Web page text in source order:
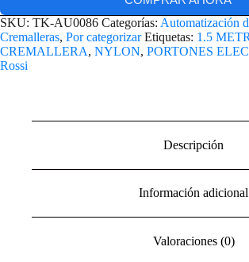
SKU: TK-AU0086 Categorías: Automatización
Cremalleras, Por categorizar Etiquetas: 1.5
CREMALLERA, NYLON, PORTONES
Rossi
Descripción
Información adicional
Valoraciones (0)